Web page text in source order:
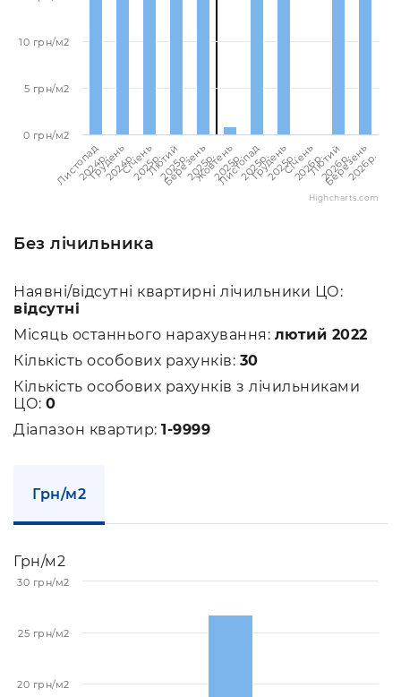
Листопад
2024p.
Грудень
2024p.Січень
2025p.Лютий
2025p.
Березень
2025p.
Жовтень
2025p.
Листопад
2025p.
Грудень
2025p.Січень
2026p.Лютий
2026p.
Березень
2026p.
0 грн/м2
5 грн/м2
10 грн/м2
Highcharts.com
Без лічильника
Наявні/відсутні квартирні лічильники ЦО:
відсутні
Місяць останнього нарахування: лютий 2022
Кількість особових рахунків: 30
Кількість особових рахунків з лічильниками
ЦО: 0
Діапазон квартир: 1-9999
Грн/м2
Грн/м2
20 грн/м2
25 грн/м2
30 грн/м2